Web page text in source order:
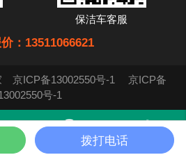
保洁车客服
：13511066621
京ICP备13002550号-1
京ICP备
号-1
在线咨询
拨打电话